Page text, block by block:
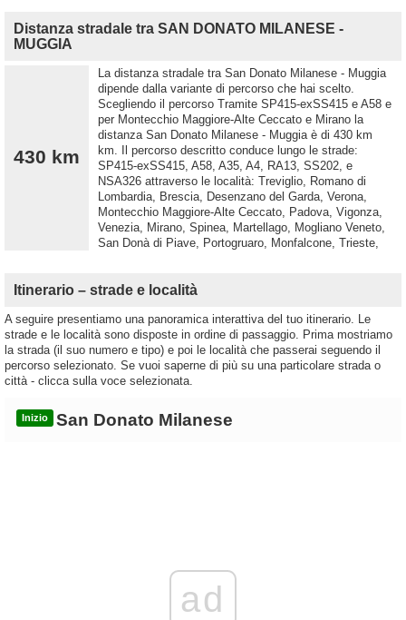
Distanza stradale tra SAN DONATO MILANESE -
MUGGIA
430 km
La distanza stradale tra San Donato Milanese - Muggia
dipende dalla variante di percorso che hai scelto.
Scegliendo il percorso Tramite SP415-exSS415 e A58 e
per Montecchio Maggiore-Alte Ceccato e Mirano la
distanza San Donato Milanese - Muggia è di 430 km
km. Il percorso descritto conduce lungo le strade:
SP415-exSS415, A58, A35, A4, RA13, SS202, e
NSA326 attraverso le località: Treviglio, Romano di
Lombardia, Brescia, Desenzano del Garda, Verona,
Montecchio Maggiore-Alte Ceccato, Padova, Vigonza,
Venezia, Mirano, Spinea, Martellago, Mogliano Veneto,
San Donà di Piave, Portogruaro, Monfalcone, Trieste,
Itinerario – strade e località
A seguire presentiamo una panoramica interattiva del tuo itinerario. Le
strade e le località sono disposte in ordine di passaggio. Prima mostriamo
la strada (il suo numero e tipo) e poi le località che passerai seguendo il
percorso selezionato. Se vuoi saperne di più su una particolare strada o
città - clicca sulla voce selezionata.
Inizio San Donato Milanese
ad